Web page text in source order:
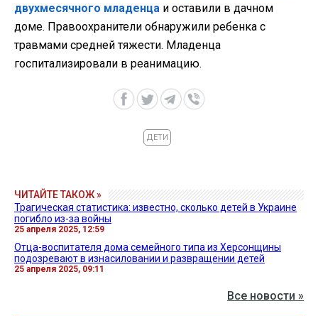
двухмесячного младенца и оставили в дачном
доме. Правоохранители обнаружили ребенка с
травмами средней тяжести. Младенца
госпитализировали в реанимацию.
ДЕТИ
ЧИТАЙТЕ ТАКОЖ »
Трагическая статистика: известно, сколько детей в Украине
погибло из-за войны
25 апреля 2025, 12:59
Отца-воспитателя дома семейного типа из Херсонщины
подозревают в изнасиловании и развращении детей
25 апреля 2025, 09:11
Все новости »